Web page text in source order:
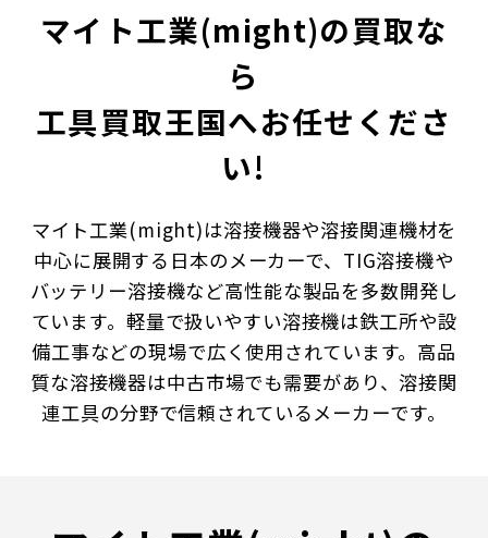
マイト工業(might)の買取な
ら
工具買取王国へお任せくださ
い!
マイト工業(might)は溶接機器や溶接関連機材を
中心に展開する日本のメーカーで、TIG溶接機や
バッテリー溶接機など高性能な製品を多数開発し
ています。軽量で扱いやすい溶接機は鉄工所や設
備工事などの現場で広く使用されています。高品
質な溶接機器は中古市場でも需要があり、溶接関
連工具の分野で信頼されているメーカーです。